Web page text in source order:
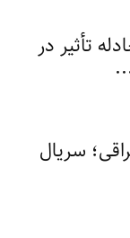
تأثیر در
سریال